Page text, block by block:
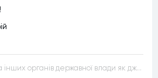
Акти Кабінету Міністрів та інших органів державної влади як джерела конституційного права